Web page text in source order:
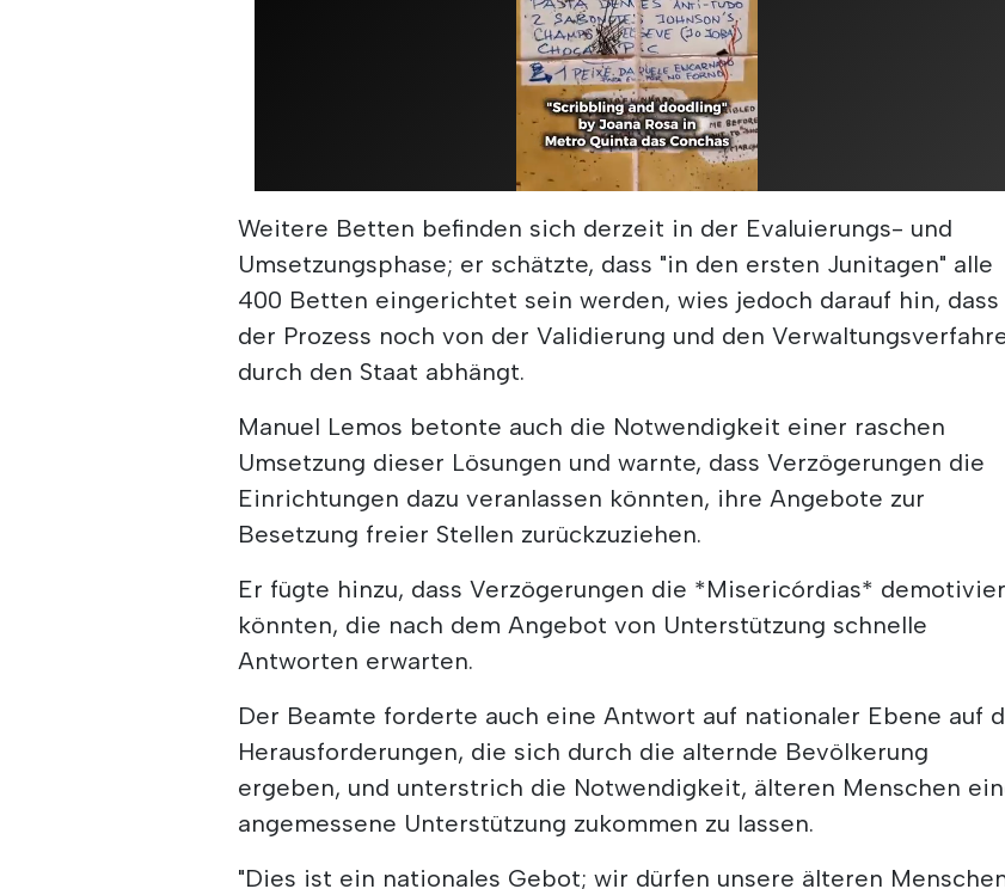
Weitere Betten befinden sich derzeit in der Evaluierungs- und
Umsetzungsphase; er schätzte, dass "in den ersten Junitagen" alle
400 Betten eingerichtet sein werden, wies jedoch darauf hin, dass
der Prozess noch von der Validierung und den
durch den Staat abhängt.
Manuel Lemos betonte auch die Notwendigkeit einer raschen
Umsetzung dieser Lösungen und warnte, dass Verzögerungen die
Einrichtungen dazu veranlassen könnten, ihre Angebote zur
Besetzung freier Stellen zurückzuziehen.
Er fügte hinzu, dass Verzögerungen die *Misericórdias*
könnten, die nach dem Angebot von Unterstützung schnelle
Antworten erwarten.
Der Beamte forderte auch eine Antwort auf nationaler Ebene auf
Herausforderungen, die sich durch die alternde Bevölkerung
ergeben, und unterstrich die Notwendigkeit, älteren Menschen
angemessene Unterstützung zukommen zu lassen.
"Dies ist ein nationales Gebot; wir dürfen unsere älteren